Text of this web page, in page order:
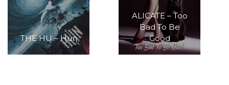
THE HU – Hun
ALICATE – Too
Bad To Be
Good